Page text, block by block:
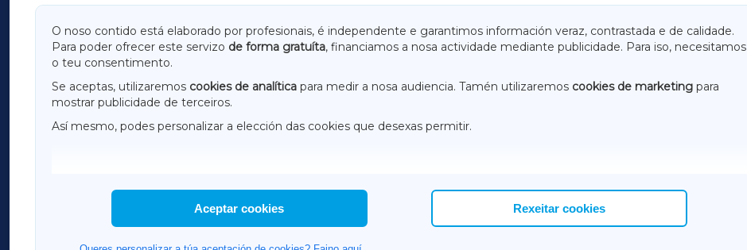
O noso contido está elaborado por profesionais, é independente e garantimos información veraz, contrastada e de calidade.
Para poder ofrecer este servizo de forma gratuíta, financiamos a nosa actividade mediante publicidade. Para iso, necesitamos
o teu consentimento.
Se aceptas, utilizaremos cookies de analítica para medir a nosa audiencia. Tamén utilizaremos cookies de marketing para
mostrar publicidade de terceiros.
Así mesmo, podes personalizar a elección das cookies que desexas permitir.
Aceptar cookies Rexeitar cookies
GALICIAXA LUGOXA TERRACHAXA
AMARIÑAXA
RIBEIRASACRAXA ACORUÑAXA
OURENSEXA
HEMEROTECA